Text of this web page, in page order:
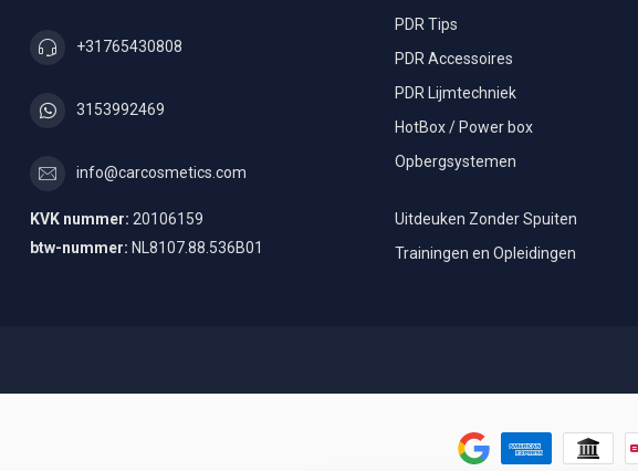
+31765430808
3153992469
info@carcosmetics.com
KVK nummer: 20106159
btw-nummer: NL8107.88.536B01
PDR Tips
PDR Accessoires
PDR Lijmtechniek
HotBox / Power box
Opbergsystemen
Uitdeuken Zonder Spuiten
Trainingen en Opleidingen